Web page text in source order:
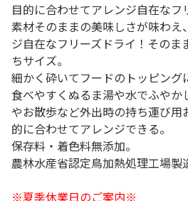
目的に合わせてアレンジ自在なフ
素材そのままの美味しさが味わえ
ジ自在なフリーズドライ！そのま
ちサイズ。
細かく砕いてフードのトッピング
食べやすくぬるま湯や水でふやか
やお散歩など外出時の持ち運び用
的に合わせてアレンジできる。
保存料・着色料無添加。
農林水産省認定鳥加熱処理工場製
※夏季休業日のご案内※